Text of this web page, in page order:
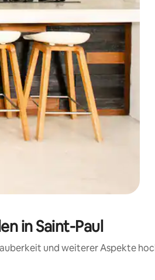
in Saint-Paul
und weiterer Aspekte